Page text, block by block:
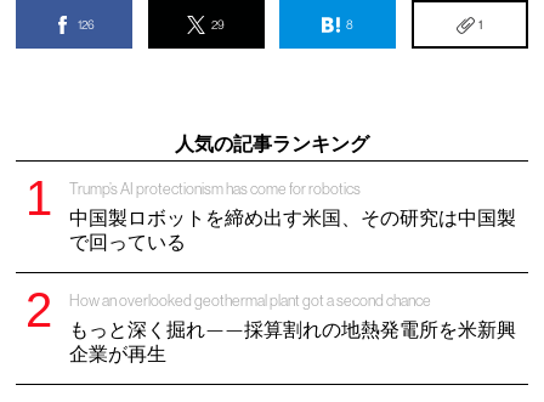
126 29 8 1
人気の記事ランキング
Trump’s AI protectionism has come for robotics
中国製ロボットを締め出す米国、その研究は中国製
で回っている
How an overlooked geothermal plant got a second chance
もっと深く掘れ——採算割れの地熱発電所を米新興
企業が再生